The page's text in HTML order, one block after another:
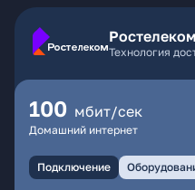
Ростелеком
Технология
100 мбит/сек
Домашний интернет
Подключение